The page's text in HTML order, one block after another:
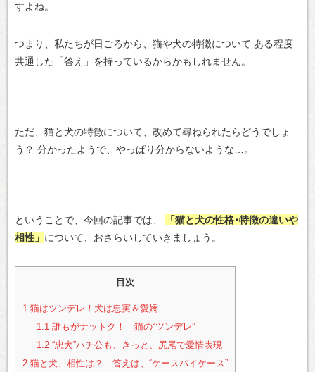
すよね。
つまり、私たちが日ごろから、猫や犬の特徴について ある程度
共通した「答え」を持っているからかもしれません。
ただ、猫と犬の特徴について、改めて尋ねられたらどうでしょ
う？ 分かったようで、やっぱり分からないような…。
ということで、今回の記事では、
「猫と犬の性格･特徴の違いや
相性」 について、おさらいしていきましょう。
目次
1 猫はツンデレ！犬は忠実＆愛嬌
1.1誰もがナットク！ 猫の“ツンデレ”
1.2“忠犬”ハチ公も、きっと、尻尾で愛情表現
2 猫と犬、相性は？ 答えは、“ケースバイケース”